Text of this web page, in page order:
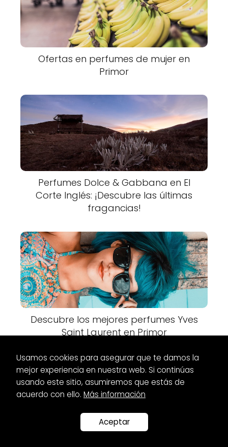
Ofertas en perfumes de mujer en
Primor
Perfumes Dolce & Gabbana en El
Corte Inglés: ¡Descubre las últimas
fragancias!
Descubre los mejores perfumes Yves
Saint Laurent en Primor
Botas cowboy negras baratas: ¡Consigue el
estilo western que buscas!
Usamos cookies para asegurar que te damos la
mejor experiencia en nuestra web. Si continúas
usando este sitio, asumiremos que estás de
acuerdo con ello. Más información
Aceptar